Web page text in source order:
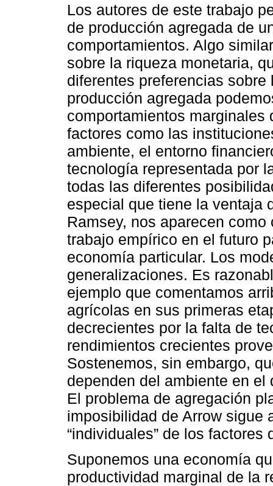
Los autores de este trabajo
de producción agregada de
comportamientos. Algo
sobre la riqueza monetaria,
diferentes preferencias
producción agregada
comportamientos
factores como las
ambiente, el entorno
tecnología representada por
todas las diferentes
especial que tiene la ventaja
Ramsey, nos aparecen
trabajo empírico en el futuro
economía particular. Los
generalizaciones. Es
ejemplo que comentamos
agrícolas en sus primeras
decrecientes por la falta de
rendimientos crecientes
Sostenemos, sin embargo,
dependen del ambiente en
El problema de agregación
imposibilidad de Arrow sigue
“individuales” de los
Suponemos una economía
productividad marginal de la